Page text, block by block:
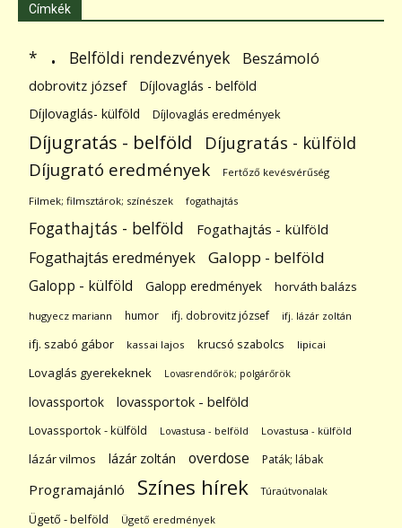
Címkék
* . Belföldi rendezvények Beszámoló
dobrovitz józsef
Díjlovaglás - belföld
Díjlovaglás- külföld
Díjlovaglás eredmények
Díjugratás - belföld Díjugratás - külföld
Díjugrató eredmények Fertőző kevésvérűség
Filmek; filmsztárok; színészek fogathajtás
Fogathajtás - belföld Fogathajtás - külföld
Fogathajtás eredmények Galopp - belföld
Galopp - külföld Galopp eredmények horváth balázs
hugyecz mariann humor ifj. dobrovitz józsef ifj. lázár zoltán
ifj. szabó gábor kassai lajos krucsó szabolcs lipicai
Lovaglás gyerekeknek Lovasrendőrök; polgárőrök
lovassportok lovassportok - belföld
Lovassportok - külföld Lovastusa - belföld Lovastusa - külföld
lázár vilmos lázár zoltán overdose Paták; lábak
Programajánló Színes hírek Túraútvonalak
Ügető - belföld Ügető eredmények